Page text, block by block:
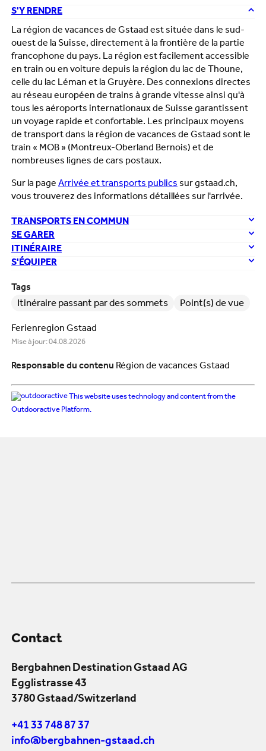
Tags
Itinéraire passant par des sommets Point(s) de vue
Ferienregion Gstaad
Mise à jour: 04.08.2026
Responsable du contenu Région de vacances Gstaad
This website uses technology and content from the
Outdooractive Platform.
S'Y RENDRE
La région de vacances de Gstaad est située dans le sud-
ouest de la Suisse, directement à la frontière de la partie
francophone du pays. La région est facilement accessible
en train ou en voiture depuis la région du lac de Thoune,
celle du lac Léman et la Gruyère. Des connexions directes
au réseau européen de trains à grande vitesse ainsi qu'à
tous les aéroports internationaux de Suisse garantissent
un voyage rapide et confortable. Les principaux moyens
de transport dans la région de vacances de Gstaad sont le
train « MOB » (Montreux-Oberland Bernois) et de
nombreuses lignes de cars postaux.
Sur la page Arrivée et transports publicssur gstaad.ch,
vous trouverez des informations détaillées sur l'arrivée.
TRANSPORTS EN COMMUN
SE GARER
ITINÉRAIRE
S'ÉQUIPER
Contact
Bergbahnen Destination Gstaad AG
Egglistrasse 43
3780 Gstaad/Switzerland
+41 33 748 87 37
info@bergbahnen-gstaad.ch